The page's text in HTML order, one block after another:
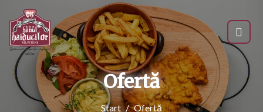
Ofertă
Start Ofertă